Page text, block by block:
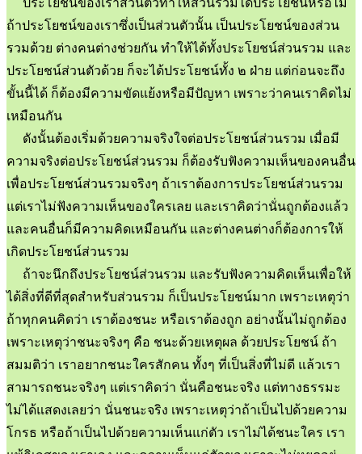
ถ้าประโยชน์ของเราซึ่งเป็นส่วนตัวนั้น เป็นประโยชน์ของส่วน
รวมด้วย ต่างคนต่างช่วยกัน ทำให้ได้ทั้งประโยชน์ส่วนรวม และ
ประโยชน์ส่วนตัวด้วย ก็จะได้ประโยชน์ทั้ง ๒ ฝ่าย แต่ก่อนจะถึง
ขั้นนี้ได้ ก็ต้องมีความขัดแย้งหรือมีปัญหา เพราะว่าคนเราคิดไม่
เหมือนกัน
ดังนั้นต้องเริ่มด้วยความจริงใจต่อประโยชน์ส่วนรวม เมื่อมี
ความจริงต่อประโยชน์ส่วนรวม ก็ต้องรับฟังความเห็นของคนอื่น
เพื่อประโยชน์ส่วนรวมจริงๆ ถ้าเราต้องการประโยชน์ส่วนรวม
แต่เราไม่ฟังความเห็นของใครเลย และเราคิดว่านั่นถูกต้องแล้ว
และคนอื่นก็มีความคิดเหมือนกัน และต่างคนต่างก็ต้องการให้
เกิดประโยชน์ส่วนรวม
ถ้าจะนึกถึงประโยชน์ส่วนรวม และรับฟังความคิดเห็นเพื่อให้
ได้สิ่งที่ดีที่สุดสำหรับส่วนรวม ก็เป็นประโยชน์มาก เพราะเหตุว่า
ถ้าทุกคนคิดว่า เราต้องชนะ หรือเราต้องถูก อย่างนั้นไม่ถูกต้อง
เพราะเหตุว่าชนะจริงๆ คือ ชนะด้วยเหตุผล ด้วยประโยชน์ ถ้า
สมมติว่า เราอยากชนะใครสักคน ทั้งๆ ที่เป็นสิ่งที่ไม่ดี แล้วเรา
สามารถชนะจริงๆ แต่เราคิดว่า นั่นคือชนะจริง แต่ทางธรรมะ
ไม่ได้แสดงเลยว่า นั่นชนะจริง เพราะเหตุว่าถ้าเป็นไปด้วยความ
โกรธ หรือถ้าเป็นไปด้วยความเห็นแก่ตัว เราไม่ได้ชนะใคร เรา